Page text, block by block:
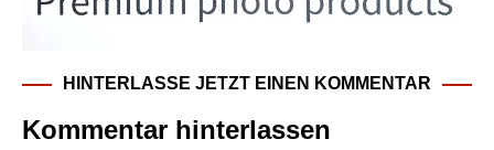
HINTERLASSE JETZT EINEN KOMMENTAR
Kommentar hinterlassen